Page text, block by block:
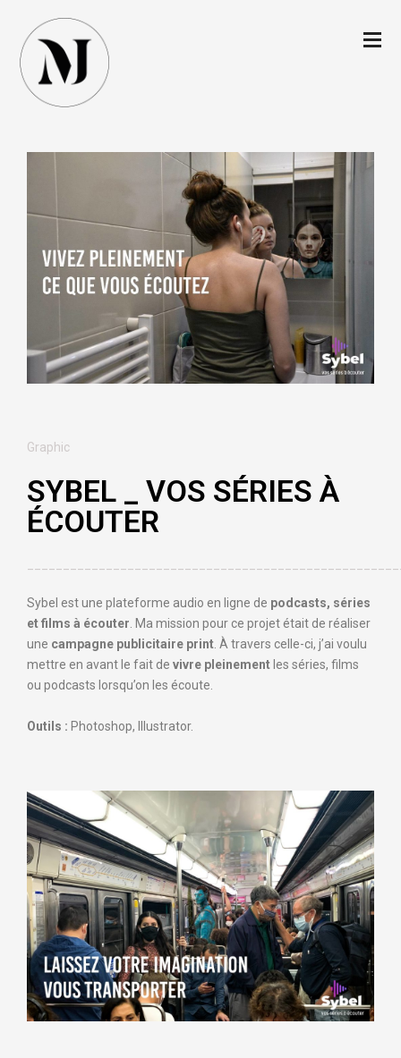
Graphic
SYBEL _ VOS SÉRIES À
ÉCOUTER
Sybel est une plateforme audio en ligne de podcasts, séries
et films à écouter . Ma mission pour ce projet était de réaliser
une campagne publicitaire print . À travers celle-ci, j’ai voulu
mettre en avant le fait de vivre pleinement les séries, films
ou podcasts lorsqu’on les écoute.
Outils : Photoshop, Illustrator.